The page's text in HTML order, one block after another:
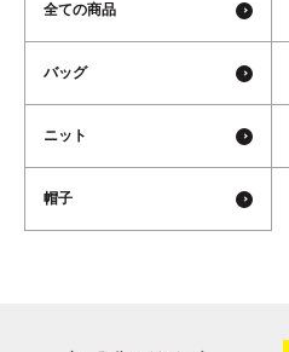
全ての商品
バッグ
ニット
帽子